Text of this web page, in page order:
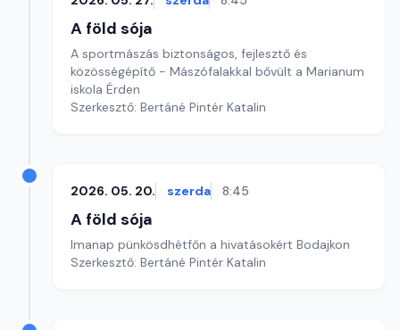
A föld sója
A sportmászás biztonságos, fejlesztő és
közösségépítő - Mászófalakkal bővült a Marianum
iskola Érden
Szerkesztő: Bertáné Pintér Katalin
2026. 05. 20. szerda 8:45
A föld sója
Imanap pünkösdhétfőn a hivatásokért Bodajkon
Szerkesztő: Bertáné Pintér Katalin